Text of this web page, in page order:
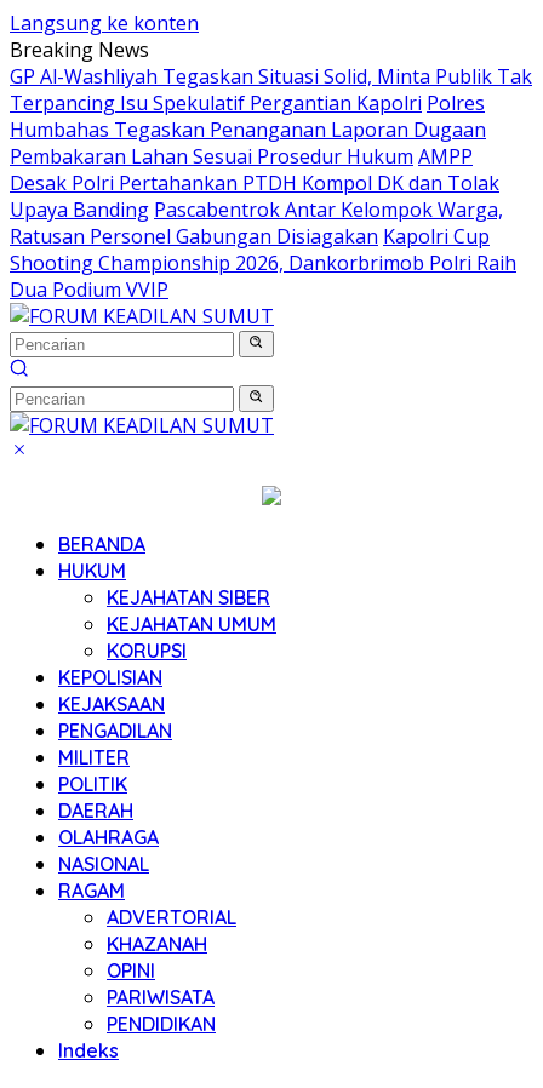
Langsung ke konten
Breaking News
GP Al-Washliyah Tegaskan Situasi Solid, Minta Publik Tak
Terpancing Isu Spekulatif Pergantian Kapolri Polres
Humbahas Tegaskan Penanganan Laporan Dugaan
Pembakaran Lahan Sesuai Prosedur Hukum AMPP
Desak Polri Pertahankan PTDH Kompol DK dan Tolak
Upaya Banding Pascabentrok Antar Kelompok Warga,
Ratusan Personel Gabungan Disiagakan Kapolri Cup
Shooting Championship 2026, Dankorbrimob Polri Raih
Dua Podium VVIP
BERANDA
HUKUM
KEJAHATAN SIBER
KEJAHATAN UMUM
KORUPSI
KEPOLISIAN
KEJAKSAAN
PENGADILAN
MILITER
POLITIK
DAERAH
OLAHRAGA
NASIONAL
RAGAM
ADVERTORIAL
KHAZANAH
OPINI
PARIWISATA
PENDIDIKAN
Indeks